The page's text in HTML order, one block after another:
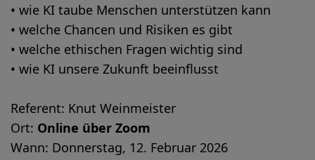
• wie KI taube Menschen unterstützen kann
• welche Chancen und Risiken es gibt
• welche ethischen Fragen wichtig sind
• wie KI unsere Zukunft beeinflusst
Referent: Knut Weinmeister
Ort: Online über Zoom
Wann: Donnerstag, 12. Februar 2026